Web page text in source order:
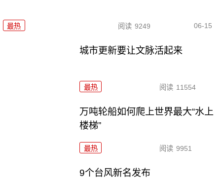
最热 阅读 9249 06-15
城市更新要让文脉活起来
最热 阅读 11554
万吨轮船如何爬上世界最大“水上
楼梯”
最热 阅读 9951
9个台风新名发布